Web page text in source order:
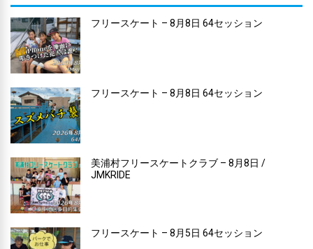
フリースケート – 8月8日 64セッション
フリースケート – 8月8日 64セッション
美浦村フリースケートクラブ – 8月8日 /
JMKRIDE
フリースケート – 8月5日 64セッション